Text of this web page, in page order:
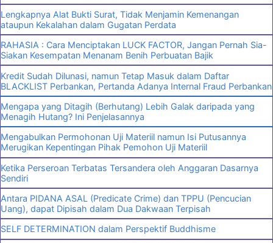
Lengkapnya Alat Bukti Surat, Tidak Menjamin Kemenangan
ataupun Kekalahan dalam Gugatan Perdata
RAHASIA : Cara Menciptakan LUCK FACTOR, Jangan Pernah Sia-
Siakan Kesempatan Menanam Benih Perbuatan Bajik
Kredit Sudah Dilunasi, namun Tetap Masuk dalam Daftar
BLACKLIST Perbankan, Pertanda Adanya Internal Fraud Perbankan
Mengapa yang Ditagih (Berhutang) Lebih Galak daripada yang
Menagih Hutang? Ini Penjelasannya
Mengabulkan Permohonan Uji Materiil namun Isi Putusannya
Merugikan Kepentingan Pihak Pemohon Uji Materiil
Ketika Perseroan Terbatas Tersandera oleh Anggaran Dasarnya
Sendiri
Antara PIDANA ASAL (Predicate Crime) dan TPPU (Pencucian
Uang), dapat Dipisah dalam Dua Dakwaan Terpisah
SELF DETERMINATION dalam Perspektif Buddhisme